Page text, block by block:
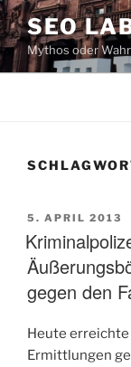
Zum
Inhalt
springen
SEO
Mythos oder
AM
5. APRIL 2013
gegen den
Heute
Ermittlungen